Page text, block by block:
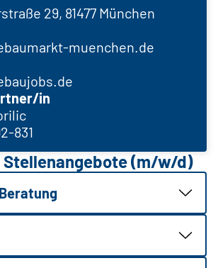
29, 81477 München
muenchen.de
in
831
Stellenangebote (m/w/d)